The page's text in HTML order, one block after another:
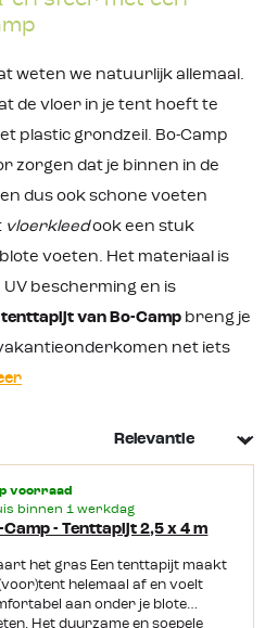
weten we natuurlijk allemaal.
de vloer in je tent hoeft te
plastic grondzeil. Bo-Camp
zorgen dat je binnen in de
dus ook schone voeten
vloerkleedook een stuk
voeten. Het materiaal is
bescherming en is
tenttapijt van Bo-Camp breng je
net iets
voorraad
binnen 1 werkdag
Camp - Tenttapijt 2,5 x 4 m
het gras Een tenttapijt maakt
helemaal af en voelt
aan onder je blote
Het duurzame en soepele